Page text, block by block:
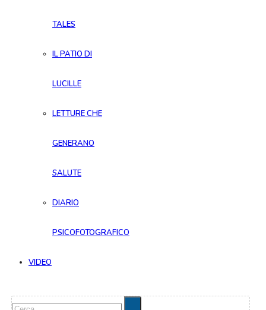
TALES
IL PATIO DI
LUCILLE
LETTURE CHE
GENERANO
SALUTE
DIARIO
PSICOFOTOGRAFICO
VIDEO
Cerca